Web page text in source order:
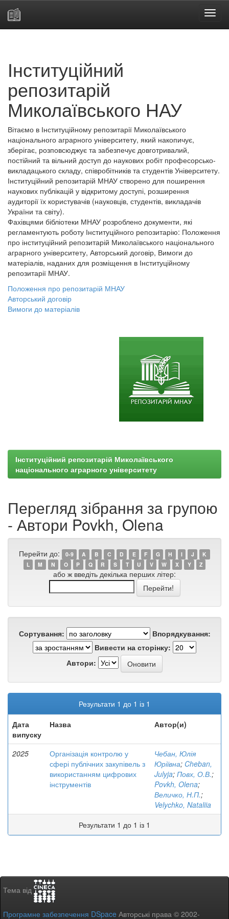
Інституційний
репозитарій
Миколаївського НАУ
Вітаємо в Інституційному репозитарії Миколаївського
національного аграрного університету, який накопичує,
зберігає, розповсюджує та забезпечує довготривалий,
постійний та вільний доступ до наукових робіт професорсько-
викладацького складу, співробітників та студентів Університету.
Інституційний репозитарій МНАУ створено для поширення
наукових публікацій у відкритому доступі, розширення
аудиторії їх користувачів (науковців, студентів, викладачів
України та світу).
Фахівцями бібліотеки МНАУ розроблено документи, які
регламентують роботу Інституційного репозитарію: Положення
про інституційний репозитарій Миколаївського національного
аграрного університету, Авторський договір, Вимоги до
матеріалів, наданих для розміщення в Інституційному
репозитарії МНАУ.
Положення про репозитарій МНАУ
Авторський договір
Вимоги до матеріалів
Інституційний репозитарій Миколаївського
національного аграрного університету
Перегляд зібрання за групою
- Автори Povkh, Olena
Перейти до: 0-9 A B C D E F G H I J
K
L
M N O P Q R S T U V W X Y Z
або ж введіть декілька перших літер:
Сортування:
Впорядкування:
Вивести на сторінку:
Автори:
Результати 1 до 1 із 1
Дата
випуску
Назва Автор(и)
2025
Організація контролю у
сфері публічних закупівель з
використанням цифрових
інструментів
Чебан, Юлія
Юріївна; Cheban,
Julyja; Повх, О.В.;
Povkh, Olena;
Величко, Н.П.;
Velychko, Nataliia
Результати 1 до 1 із 1
Тема від
Програмне забезпечення DSpace Авторські права © 2002-